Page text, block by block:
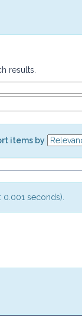
results.
items by
0.001 seconds).